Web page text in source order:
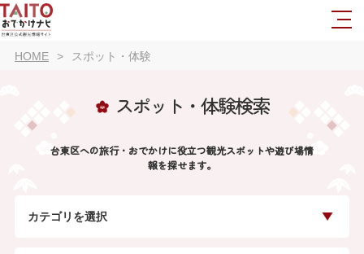
HOME スポット・体験
スポット・体験検索
台東区への旅行・おでかけに役立つ観光スポットや遊び場情
報を探せます。
カテゴリを選択